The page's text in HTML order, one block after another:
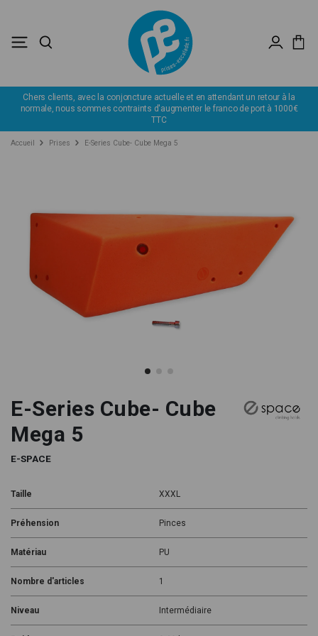
avec la conjoncture actuelle et en attendant un retour à la
sommes contraints d'augmenter le franco de port à 1000€
Accueil Prises E-Series Cube- Cube Mega 5
E-Series Cube- Cube
Mega 5
E-SPACE
Taille XXXL
Préhension Pinces
Matériau PU
Nombre d'articles 1
Niveau Intermédiaire